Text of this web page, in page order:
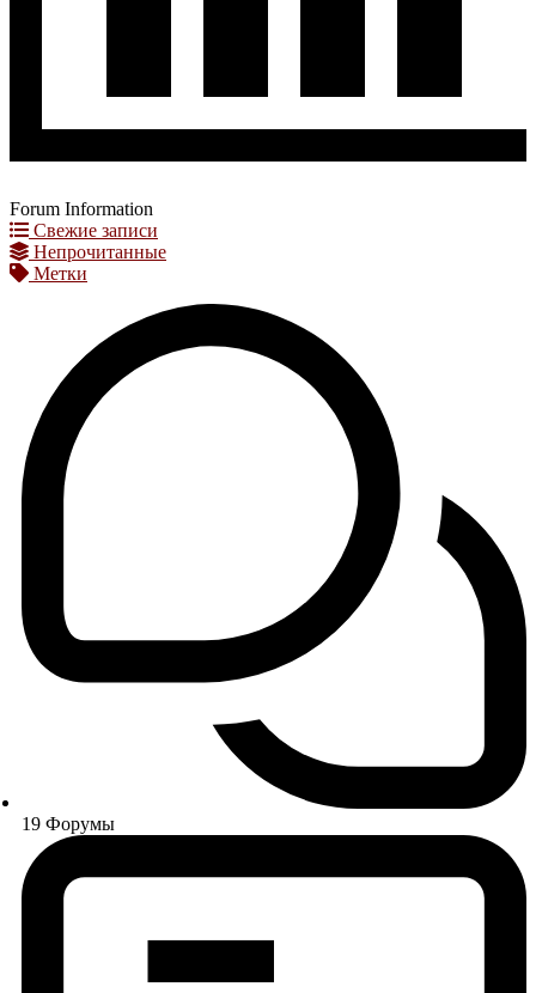
Forum Information
Свежие записи
Непрочитанные
Метки
19 Форумы